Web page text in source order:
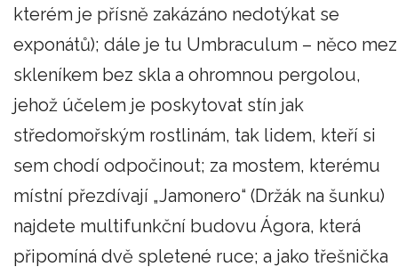
kterém je přísně zakázáno nedotýkat se
exponátů); dále je tu Umbraculum – něco
skleníkem bez skla a ohromnou pergolou,
jehož účelem je poskytovat stín jak
středomořským rostlinám, tak lidem, kteří si
sem chodí odpočinout; za mostem, kterému
místní přezdívají „Jamonero“ (Držák na šunku)
najdete multifunkční budovu Ágora, která
připomíná dvě spletené ruce; a jako třešnička